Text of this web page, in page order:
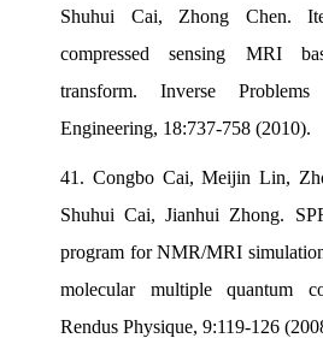
Shuhui Cai, Zhong Chen.
compressed sensing MRI
transform. Inverse
Engineering, 18:737-758 (2010).
41. Congbo Cai, Meijin Lin,
Shuhui Cai, Jianhui Zhong.
program for NMR/MRI
molecular multiple quantum
Rendus Physique, 9:119-126